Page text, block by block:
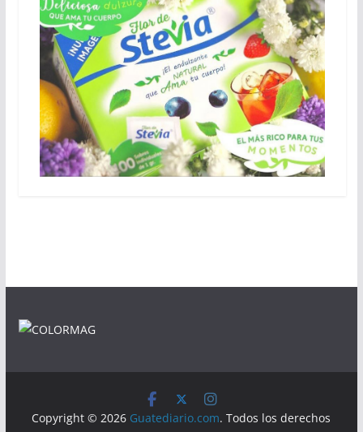
Copyright © 2026 Guatediario.com. Todos los derechos